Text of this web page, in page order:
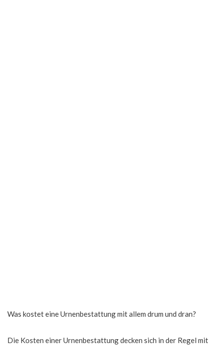
Was kostet eine Urnenbestattung mit allem drum und dran?
Die Kosten einer Urnenbestattung decken sich in der Regel mit